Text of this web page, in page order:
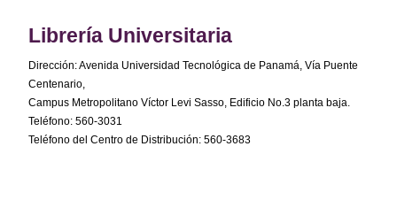
Librería Universitaria
Dirección: Avenida Universidad Tecnológica de Panamá, Vía Puente
Centenario,
Campus Metropolitano Víctor Levi Sasso, Edificio No.3 planta baja.
Teléfono: 560-3031
Teléfono del Centro de Distribución: 560-3683